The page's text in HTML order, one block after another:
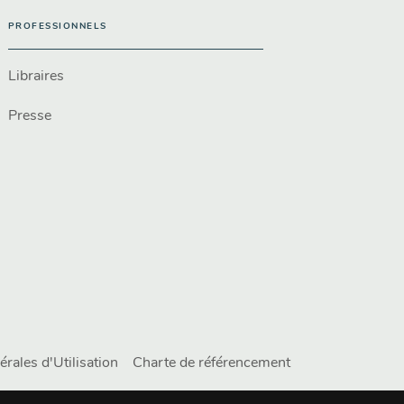
PROFESSIONNELS
Libraires
Presse
d'Utilisation Charte de référencement